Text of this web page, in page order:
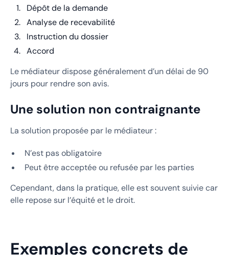
Dépôt de la demande
Analyse de recevabilité
Instruction du dossier
Accord
Le médiateur dispose généralement d’un délai de 90
jours pour rendre son avis.
Une solution non contraignante
La solution proposée par le médiateur :
N’est pas obligatoire
Peut être acceptée ou refusée par les parties
Cependant, dans la pratique, elle est souvent suivie car
elle repose sur l’équité et le droit.
Exemples concrets de